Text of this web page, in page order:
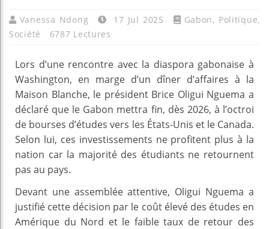
Vanessa Ndong 17 Jul 2025 Gabon, Politique,
Société
6787 Lectures
Lors d’une rencontre avec la diaspora gabonaise à
Washington, en marge d’un dîner d’affaires à la
Maison Blanche, le président Brice Oligui Nguema a
déclaré que le Gabon mettra fin, dès 2026, à l’octroi
de bourses d’études vers les États-Unis et le Canada.
Selon lui, ces investissements ne profitent plus à la
nation car la majorité des étudiants ne retournent
pas au pays.
Devant une assemblée attentive, Oligui Nguema a
justifié cette décision par le coût élevé des études en
Amérique du Nord et le faible taux de retour des